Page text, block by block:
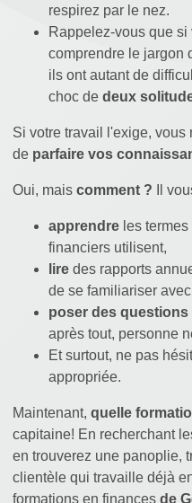
respirez par le nez.
Rappelez-vous que
comprendre le jargon
ils ont autant de
choc de deux
Si votre travail l'exige,
de parfaire vos
Oui, mais comment ? Il
apprendre les
financiers utilisent,
lire des rapports
de se familiariser
poser des questions
après tout, personne
Et surtout, ne pas
appropriée.
Maintenant, quelle
capitaine! En recherchant
en trouverez une panoplie,
clientèle qui travaille déjà
formations en finances de